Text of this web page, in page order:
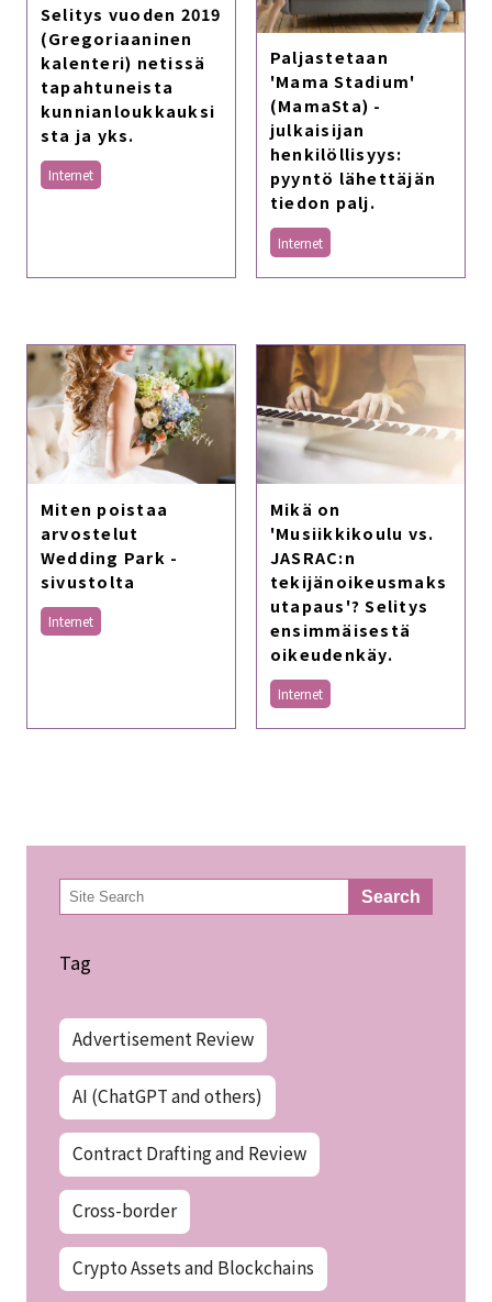
Selitys vuoden 2019
(Gregoriaaninen
kalenteri) netissä
tapahtuneista
kunnianloukkauksi
sta ja yks.
Internet
Paljastetaan
'Mama Stadium'
(MamaSta) -
julkaisijan
henkilöllisyys:
pyyntö lähettäjän
tiedon palj.
Internet
Miten poistaa
arvostelut
Wedding Park -
sivustolta
Internet
Mikä on
'Musiikkikoulu vs.
JASRAC:n
tekijänoikeusmaks
utapaus'? Selitys
ensimmäisestä
oikeudenkäy.
Internet
検
索 Search
Tag
Advertisement Review
AI (ChatGPT and others)
Contract Drafting and Review
Cross-border
Crypto Assets and Blockchains